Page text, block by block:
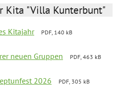
Kita "Villa Kunterbunt"
Kitajahr
PDF, 140 kB
neuen Gruppen
PDF, 463 kB
2026 PDF, 305 kB